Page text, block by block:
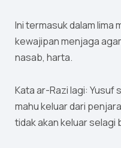
Ini termasuk dalam lima
kewajipan menjaga
nasab, harta.
Kata ar-Razi lagi: Yusuf
mahu keluar dari
tidak akan keluar selagi